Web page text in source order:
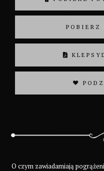
POBIERZ
❤
O czym zawiadamiają